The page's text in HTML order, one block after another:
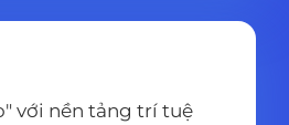
với nền tảng trí tuệ